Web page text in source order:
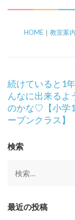
HOME｜ 教室案内
投
稿
ナ
ビ
ー
シ
ョ
ン
続けていると1
んなに出来るよ
のかな♡【小学
ープンクラス】
検索
検
最近の投稿